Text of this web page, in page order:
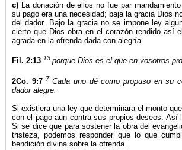
c) La donación de ellos no fue par
su pago era una necesidad; baja la gracia Dios
del dador. Bajo la gracia no se impone ley
cierto que Dios obra en el corazón rendido así
agrada en la ofrenda dada con alegría.
Fil. 2:13 13 porque Dios es el que en vosotros
2Co. 9:7 7 Cada uno dé como propuso en su
dador alegre.
Si existiera una ley que determinara el monto
con el pago aun contra sus propios deseos.
Si se dice que para sostener la obra del
tristeza, podemos responder que lo que
bendición divina sobre la ofrenda.